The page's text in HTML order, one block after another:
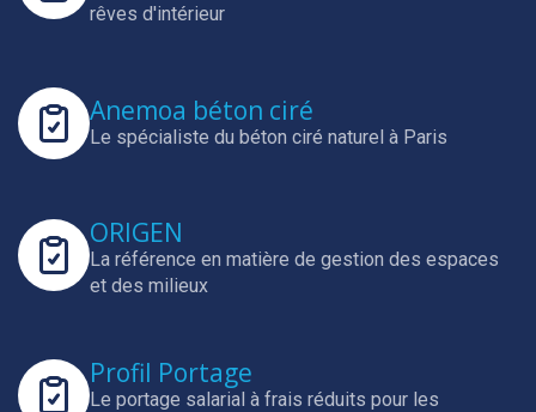
rêves d'intérieur
Anemoa béton ciré
Le spécialiste du béton ciré naturel à Paris
ORIGEN
La référence en matière de gestion des espaces
et des milieux
Profil Portage
Le portage salarial à frais réduits pour les